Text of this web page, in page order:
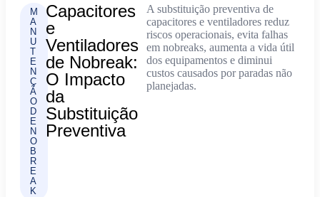
M
A
N
U
T
E
N
Ç
Ã
O
D
E
N
O
B
R
E
A
K
Capacitores
e
Ventiladores
de Nobreak:
O Impacto
da
Substituição
Preventiva
A substituição preventiva de
capacitores e ventiladores reduz
riscos operacionais, evita falhas
em nobreaks, aumenta a vida útil
dos equipamentos e diminui
custos causados por paradas não
planejadas.